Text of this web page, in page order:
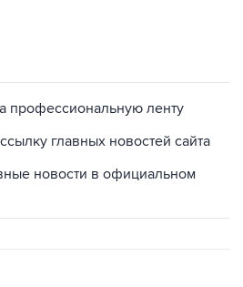
профессиональную ленту
главных новостей сайта
новости в официальном